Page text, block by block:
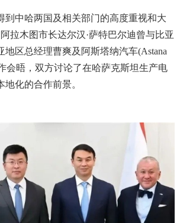
中哈两国及相关部门的高度重视和大
拉木图市长达尔汉·萨特巴尔迪曾与比亚
地区总经理曹爽及阿斯塔纳汽车(Astana
会晤，双方讨论了在哈萨克斯坦生产电
化的合作前景。